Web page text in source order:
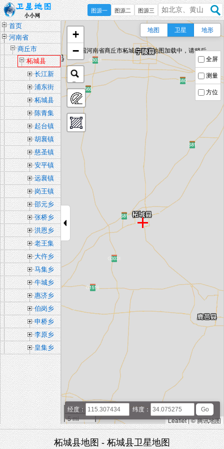
图源一 图源二 图源三
首页
河南省
商丘市
柘城县
长江新
城街道
办事处
浦东街
道办事
处
柘城县
城关镇
陈青集
镇
起台镇
胡襄镇
慈圣镇
安平镇
远襄镇
岗王镇
邵元乡
张桥乡
洪恩乡
老王集
乡
大仵乡
马集乡
牛城乡
惠济乡
伯岗乡
申桥乡
李原乡
皇集乡
中国河南省商丘市柘城县卫星地图加载中，请稍后...
+
−
10 km
5 mi
Leaflet|© 腾讯地图
全屏
测量
方位
经度： 纬度：
地图 卫星 地形
柘城县地图 - 柘城县卫星地图